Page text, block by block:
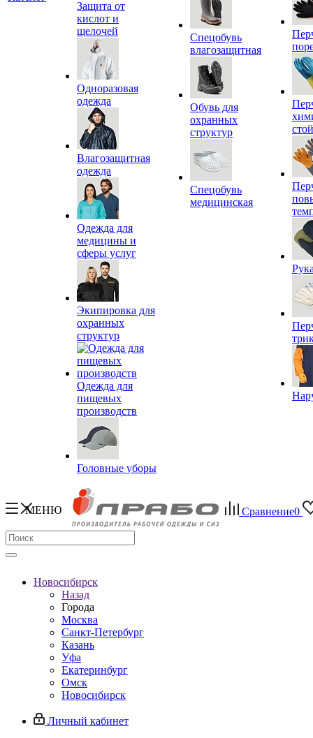
Защита от
кислот и
щелочей
Одноразовая
одежда
Влагозащитная
одежда
Одежда для
медицины и
сферы услуг
Экипировка для
охранных
структур
Одежда для
пищевых
производств
Головные уборы
Спецобувь
влагозащитная
Обувь для
охранных
структур
Спецобувь
медицинская
МЕНЮ Сравнение0
Новосибирск
Назад
Города
Москва
Санкт-Петербург
Казань
Уфа
Екатеринбург
Омск
Новосибирск
Личный кабинет